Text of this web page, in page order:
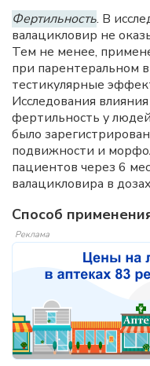
Фертильность. В
валацикловир не
Тем не менее,
при парентеральном
тестикулярные
Исследования
фертильность у
было
подвижности и
пациентов через 6
валацикловира в
Способ
Реклама